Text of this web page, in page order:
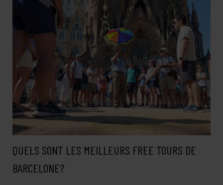
QUELS SONT LES MEILLEURS FREE TOURS DE
BARCELONE?